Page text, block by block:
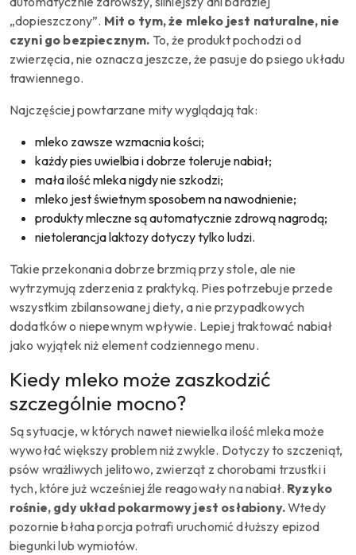
„dopieszczony”. Mit o tym, że mleko jest naturalne, nie
czyni go bezpiecznym. To, że produkt pochodzi od
zwierzęcia, nie oznacza jeszcze, że pasuje do psiego układu
trawiennego.
Najczęściej powtarzane mity wyglądają tak:
mleko zawsze wzmacnia kości;
każdy pies uwielbia i dobrze toleruje nabiał;
mała ilość mleka nigdy nie szkodzi;
mleko jest świetnym sposobem na nawodnienie;
produkty mleczne są automatycznie zdrową nagrodą;
nietolerancja laktozy dotyczy tylko ludzi.
Takie przekonania dobrze brzmią przy stole, ale nie
wytrzymują zderzenia z praktyką. Pies potrzebuje przede
wszystkim zbilansowanej diety, a nie przypadkowych
dodatków o niepewnym wpływie. Lepiej traktować nabiał
jako wyjątek niż element codziennego menu.
Kiedy mleko może zaszkodzić
szczególnie mocno?
Są sytuacje, w których nawet niewielka ilość mleka może
wywołać większy problem niż zwykle. Dotyczy to szczeniąt,
psów wrażliwych jelitowo, zwierząt z chorobami trzustki i
tych, które już wcześniej źle reagowały na nabiał. Ryzyko
rośnie, gdy układ pokarmowy jest osłabiony.Wtedy
pozornie błaha porcja potrafi uruchomić dłuższy epizod
biegunki lub wymiotów.